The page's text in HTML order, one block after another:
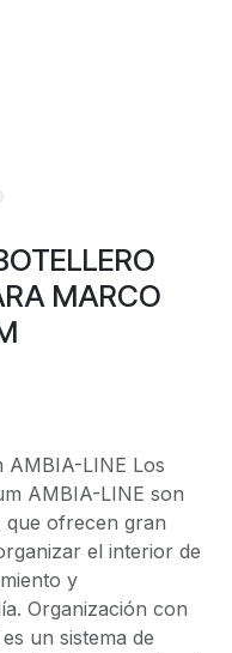
MARCO
AMBIA-LINE Los
AMBIA-LINE son
que ofrecen gran
el interior de
y
Organización con
un sistema de